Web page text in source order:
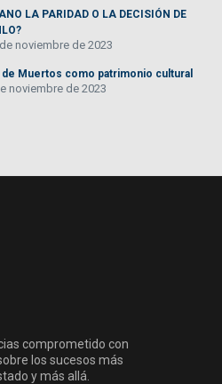
LA PARIDAD O LA DECISIÓN DE
noviembre de 2023
de Muertos como patrimonio cultural
noviembre de 2023
comprometido con
los sucesos más
y más allá.